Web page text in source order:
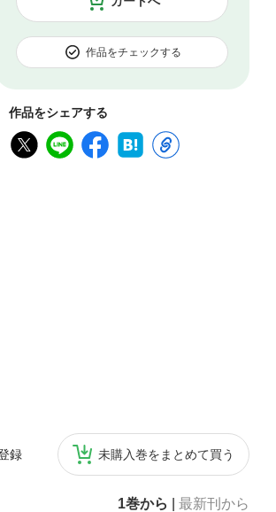
作品をチェックする
作品をシェアする
録 未購入巻をまとめて買う
1巻から 最新刊から